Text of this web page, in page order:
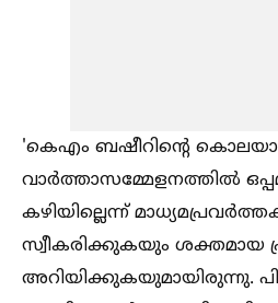
'കെഎം ബഷീറിന്റെ
വാര്‍ത്താസമ്മേളനത്തില്‍
കഴിയില്ലെന്ന്
സ്വീകരിക്കുകയും ശക്തമായ
അറിയിക്കുകയുമായിരുന്നു.